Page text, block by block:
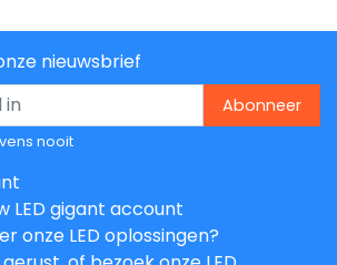
nieuwsbrief
Abonneer
nooit
LED gigant account
onze LED oplossingen?